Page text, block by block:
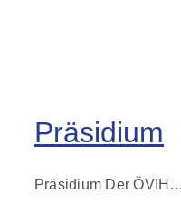
Präsidium
Präsidium Der ÖVIH…